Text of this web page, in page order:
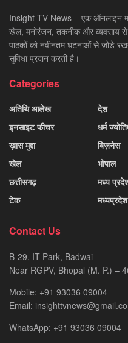
Insight TV News – एक ऑनलाइन
खेल, मनोरंजन, तकनीक और व्यवसाय से
पाठकों को नवीनतम घटनाओं से जोड़े
सुविधा प्रदान करती है।
Categories
अतिथि आलेख
इनसाइट फीचर
ख़ास मुद्दा
खेल
छत्तीसगढ़
टेक
देश
धर्म
बिज़नेस
भोपाल
मध्य
Contact Us
B-29, IT Park, Badwai
Near RGPV, Bhopal (M. P.) –
Mobile: +91 93036 09004
Email:
WhatsApp: +91 93036 09004